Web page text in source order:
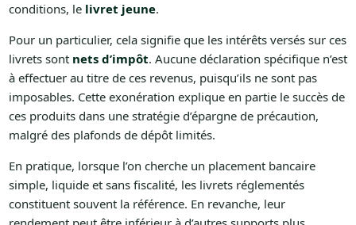
conditions, le livret jeune.
Pour un particulier, cela signifie que les intérêts versés sur ces
livrets sont nets d’impôt. Aucune déclaration spécifique n’est
à effectuer au titre de ces revenus, puisqu’ils ne sont pas
imposables. Cette exonération explique en partie le succès de
ces produits dans une stratégie d’épargne de précaution,
malgré des plafonds de dépôt limités.
En pratique, lorsque l’on cherche un placement bancaire
simple, liquide et sans fiscalité, les livrets réglementés
constituent souvent la référence. En revanche, leur